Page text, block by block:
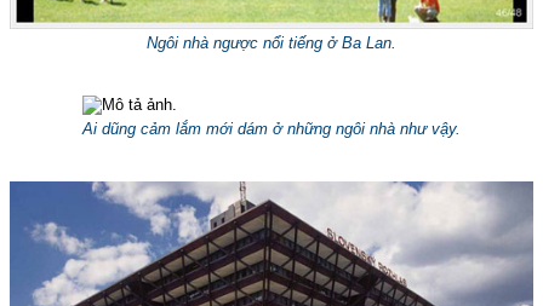
Ngôi nhà ngược nổi tiếng ở Ba Lan.
Ai dũng cảm lắm mới dám ở những ngôi nhà như vậy.